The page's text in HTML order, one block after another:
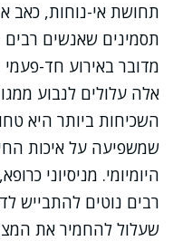
תחושת אי-נוחות, כאב
תסמינים שאנשים רבים
מדובר באירוע חד-
אלה עלולים לנבוע
השכיחות ביותר היא
שמשפיעה על איכות
היומיומי. מניסיוני
רבים נוטים להתבייש
שעלול להחמיר את